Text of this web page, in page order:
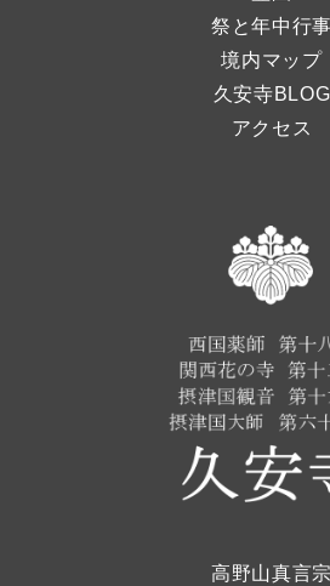
祭と年中行事
境内マップ
久安寺BLOG
アクセス
高野山真言宗